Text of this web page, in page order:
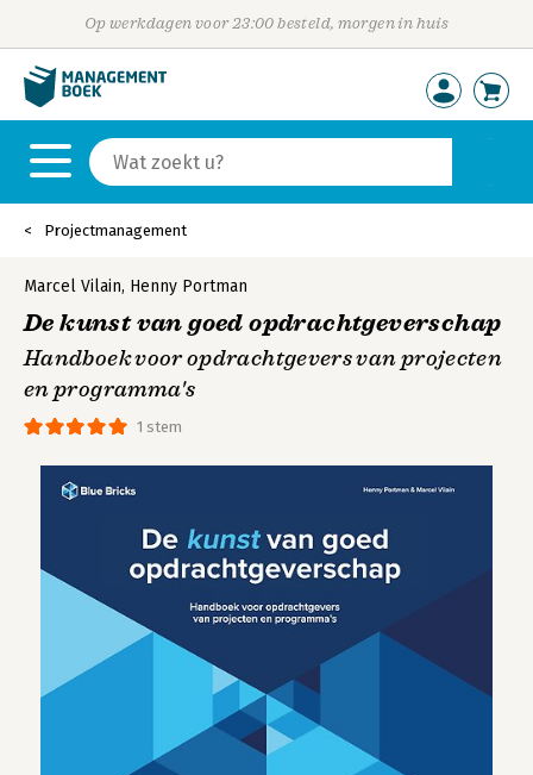
Op werkdagen voor 23:00 besteld, morgen in huis
Projectmanagement
1 stem
Marcel Vilain, Henny Portman
De kunst van goed opdrachtgeverschap
Handboek voor opdrachtgevers van projecten
en programma's